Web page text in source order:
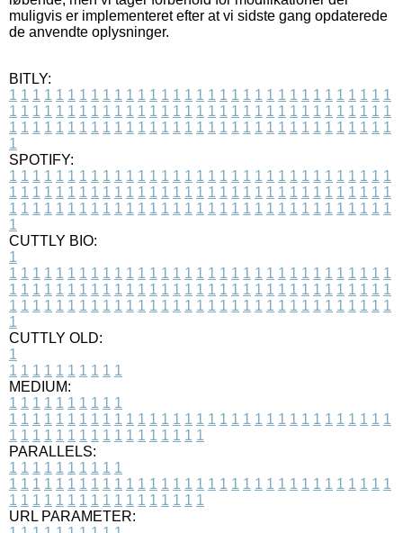
muligvis er implementeret efter at vi sidste gang opdaterede
de anvendte oplysninger.
BITLY:
1 1 1 1 1 1 1 1 1 1 1 1 1 1 1 1 1 1 1 1 1 1 1 1 1 1 1 1 1 1 1 1 1
1 1 1 1 1 1 1 1 1 1 1 1 1 1 1 1 1 1 1 1 1 1 1 1 1 1 1 1 1 1 1 1 1
1 1 1 1 1 1 1 1 1 1 1 1 1 1 1 1 1 1 1 1 1 1 1 1 1 1 1 1 1 1 1 1 1
1
SPOTIFY:
1 1 1 1 1 1 1 1 1 1 1 1 1 1 1 1 1 1 1 1 1 1 1 1 1 1 1 1 1 1 1 1 1
1 1 1 1 1 1 1 1 1 1 1 1 1 1 1 1 1 1 1 1 1 1 1 1 1 1 1 1 1 1 1 1 1
1 1 1 1 1 1 1 1 1 1 1 1 1 1 1 1 1 1 1 1 1 1 1 1 1 1 1 1 1 1 1 1 1
1
CUTTLY BIO:
1
1 1 1 1 1 1 1 1 1 1 1 1 1 1 1 1 1 1 1 1 1 1 1 1 1 1 1 1 1 1 1 1 1
1 1 1 1 1 1 1 1 1 1 1 1 1 1 1 1 1 1 1 1 1 1 1 1 1 1 1 1 1 1 1 1 1
1 1 1 1 1 1 1 1 1 1 1 1 1 1 1 1 1 1 1 1 1 1 1 1 1 1 1 1 1 1 1 1 1
1
CUTTLY OLD:
1
1 1 1 1 1 1 1 1 1 1
MEDIUM:
1 1 1 1 1 1 1 1 1 1
1 1 1 1 1 1 1 1 1 1 1 1 1 1 1 1 1 1 1 1 1 1 1 1 1 1 1 1 1 1 1 1 1
1 1 1 1 1 1 1 1 1 1 1 1 1 1 1 1 1
PARALLELS:
1 1 1 1 1 1 1 1 1 1
1 1 1 1 1 1 1 1 1 1 1 1 1 1 1 1 1 1 1 1 1 1 1 1 1 1 1 1 1 1 1 1 1
1 1 1 1 1 1 1 1 1 1 1 1 1 1 1 1 1
URL PARAMETER: